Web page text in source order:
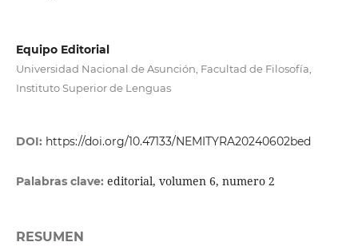
Equipo Editorial
Universidad Nacional de Asunción, Facultad de Filosofía,
Instituto Superior de Lenguas
DOI: https://doi.org/10.47133/NEMITYRA20240602bed
Palabras clave: editorial, volumen 6, numero 2
RESUMEN